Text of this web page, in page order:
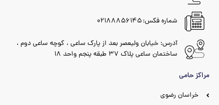
شماره فکس: ۰۲۱۸۸۸۵۶۱۴۵
آدرس: خیابان ولیعصر بعد از پارک ساعی ، کوچه ساعی دوم ،
ساختمان ساعی پلاک ۳۷ طبقه پنجم واحد ۱۸
مراکز حامی
خراسان رضوی